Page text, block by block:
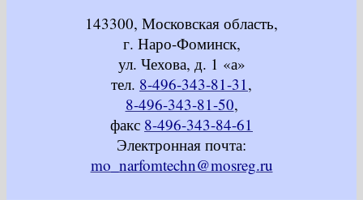
143300, Московская область,
г. Наро-Фоминск,
ул. Чехова, д. 1 «а»
тел. 8-496-343-81-31,
8-496-343-81-50,
факс 8-496-343-84-61
Электронная почта:
mo_narfomtechn@mosreg.ru